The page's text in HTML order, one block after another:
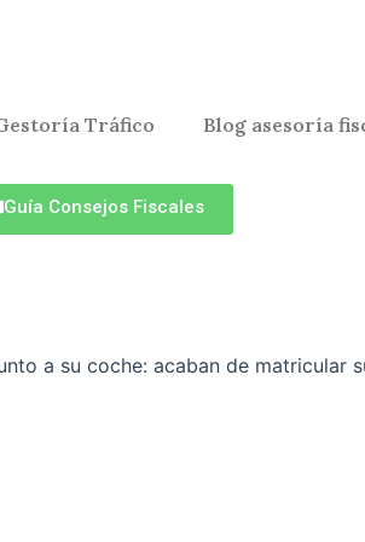
Tráfico Blog asesoría
Guía Consejos Fiscales